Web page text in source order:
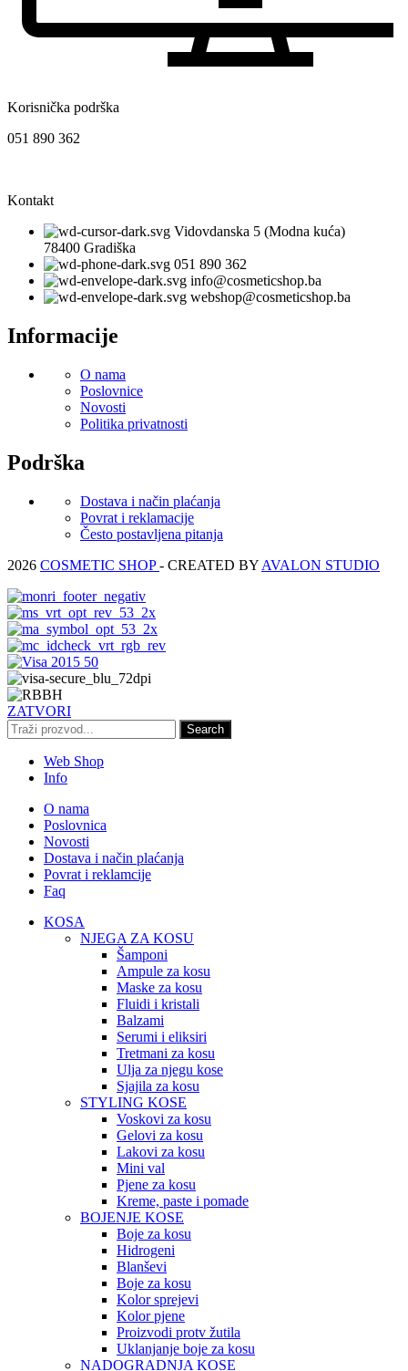
Korisnička podrška
051 890 362
Kontakt
Vidovdanska 5 (Modna kuća)
78400 Gradiška
051 890 362
info@cosmeticshop.ba
webshop@cosmeticshop.ba
Informacije
O nama
Poslovnice
Novosti
Politika privatnosti
Podrška
Dostava i način plaćanja
Povrat i reklamacije
Često postavljena pitanja
2026 COSMETIC SHOP- CREATED BY AVALON STUDIO
ZATVORI
Search
Web Shop
Info
O nama
Poslovnica
Novosti
Dostava i način plaćanja
Povrat i reklamcije
Faq
KOSA
NJEGA ZA KOSU
Šamponi
Ampule za kosu
Maske za kosu
Fluidi i kristali
Balzami
Serumi i eliksiri
Tretmani za kosu
Ulja za njegu kose
Sjajila za kosu
STYLING KOSE
Voskovi za kosu
Gelovi za kosu
Lakovi za kosu
Mini val
Pjene za kosu
Kreme, paste i pomade
BOJENJE KOSE
Boje za kosu
Hidrogeni
Blanševi
Boje za kosu
Kolor sprejevi
Kolor pjene
Proizvodi protv žutila
Uklanjanje boje za kosu
NADOGRADNJA KOSE